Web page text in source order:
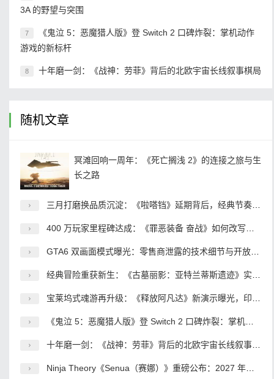
3A 的野望与突围
7
《鬼泣 5：恶魔猎人版》登 Switch 2 口碑炸裂：掌机动作
游戏的新标杆
8 十年磨一剑：《战神：劳菲》背后的北欧宇宙长线叙事棋局
随机文章
冥滩回响一周年：《死亡搁浅 2》的连接之旅与生
长之路
三月打磨换品质沉淀：《啦嗒铛》延期背后，经典节奏 IP 的重生之路
400 万玩家里程碑达成：《罪恶装备 奋战》如何改写小众格斗游戏的命运
GTA6 双画面模式曝光：零售商泄露的技术细节与开放世界的性能博弈
经典冒险重获新生：《古墓丽影：亚特兰蒂斯遗迹》实机揭秘，2027 年开启传奇起点
宝莱坞式魂游再升级：《释放阿凡达》新演示曝光，印度 3A 的野望与突围
《鬼泣 5：恶魔猎人版》登 Switch 2 口碑炸裂：掌机动作游戏的新标杆
十年磨一剑：《战神：劳菲》背后的北欧宇宙长线叙事棋局
Ninja Theory《Senua（赛娜）》重磅公布：2027 年发售 首发 XGP 坚守线性叙事打造沉浸式史诗